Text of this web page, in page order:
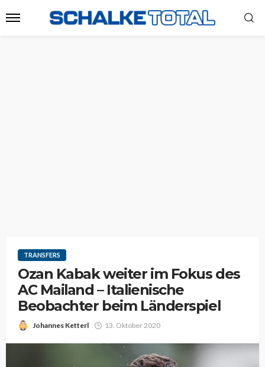
TRANSFERS
Ozan Kabak weiter im Fokus des
AC Mailand – Italienische
Beobachter beim Länderspiel
Johannes Ketterl 13. Oktober 2020